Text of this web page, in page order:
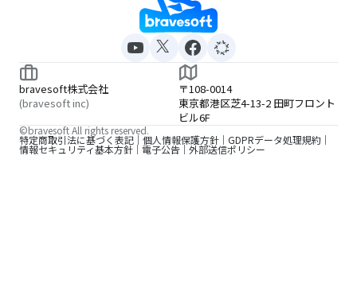
bravesoft株式会社
(bravesoft inc)
〒108-0014
東京都港区芝4-13-2 田町フロント
ビル6F
特定商取引法に基づく表記 個人情報保護方針 GDPRデータ処理規約
情報セキュリティ基本方針 電子公告 外部送信ポリシー
©bravesoft All rights reserved.